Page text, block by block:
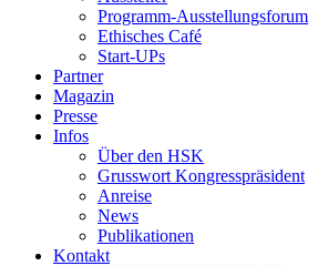
Programm-Ausstellungsforum
Ethisches Café
Start-UPs
Partner
Magazin
Presse
Infos
Über den HSK
Grusswort Kongresspräsident
Anreise
News
Publikationen
Kontakt